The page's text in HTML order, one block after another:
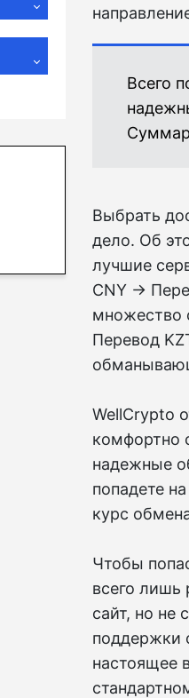
Всего
Выбрать
дело. Об
лучшие
CNY →
множество
Перевод
WellCrypto
комфортно
надежные
попадете
курс
Чтобы
всего лишь
сайт, но не
поддержки
настоящее